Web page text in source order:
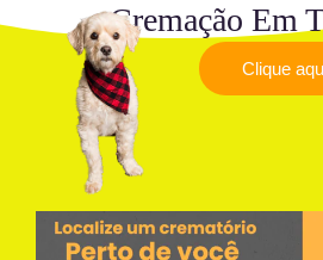
Cremação Em
Clique